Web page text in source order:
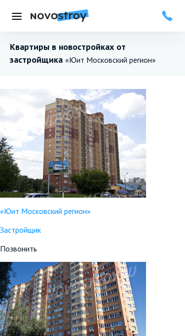
Меню
Квартиры в новостройках от
застройщика «Юит Московский регион»
«Юит Московский регион»
Застройщик
Позвонить